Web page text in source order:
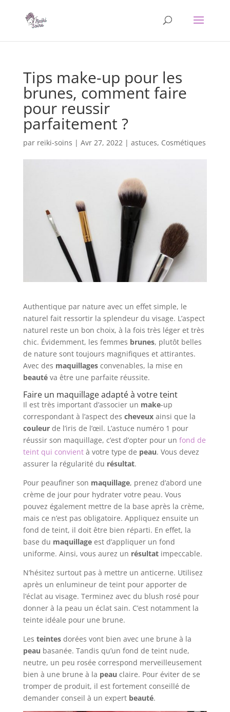
Tips make-up pour les
brunes, comment faire
pour reussir
parfaitement ?
par reiki-soins | Avr 27, 2022| astuces, Cosmétiques
Authentique par nature avec un effet simple, le
naturel fait ressortir la splendeur du visage. L’aspect
naturel reste un bon choix, à la fois très léger et très
chic. Évidemment, les femmes brunes, plutôt belles
de nature sont toujours magnifiques et attirantes.
Avec des maquillages convenables, la mise en
beauté va être une parfaite réussite.
Faire un maquillage adapté à votre teint
Il est très important d’associer un make-up
correspondant à l’aspect des cheveux ainsi que la
couleur de l’iris de l’œil. L’astuce numéro 1 pour
réussir son maquillage, c’est d’opter pour un fond de
teint qui convientà votre type de peau. Vous devez
assurer la régularité du résultat.
Pour peaufiner son maquillage, prenez d’abord une
crème de jour pour hydrater votre peau. Vous
pouvez également mettre de la base après la crème,
mais ce n’est pas obligatoire. Appliquez ensuite un
fond de teint, il doit être bien réparti. En effet, la
base du maquillage est d’appliquer un fond
uniforme. Ainsi, vous aurez un résultatimpeccable.
N’hésitez surtout pas à mettre un anticerne. Utilisez
après un enlumineur de teint pour apporter de
l’éclat au visage. Terminez avec du blush rosé pour
donner à la peau un éclat sain. C’est notamment la
teinte idéale pour une brune.
Les teintes dorées vont bien avec une brune à la
peau basanée. Tandis qu’un fond de teint nude,
neutre, un peu rosée correspond merveilleusement
bien à une brune à la peau claire. Pour éviter de se
tromper de produit, il est fortement conseillé de
demander conseil à un expert beauté.